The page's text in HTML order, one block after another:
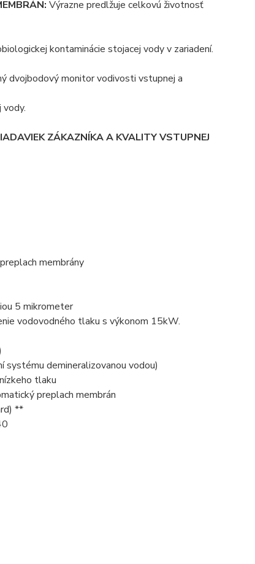
Výrazne predlžuje celkovú životnosť
kontaminácie stojacej vody v zariadení.
dvojbodový monitor vodivosti vstupnej a
ZÁKAZNÍKA A KVALITY VSTUPNEJ
membrány
5 mikrometer
vodovodného tlaku s výkonom 15kW.
systému demineralizovanou vodou)
tlaku
preplach membrán
**